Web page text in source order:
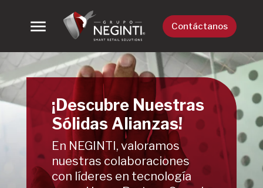
Contáctanos
¡Descubre Nuestras
Sólidas Alianzas!
En NEGINTI, valoramos
nuestras colaboraciones
con líderes en tecnología